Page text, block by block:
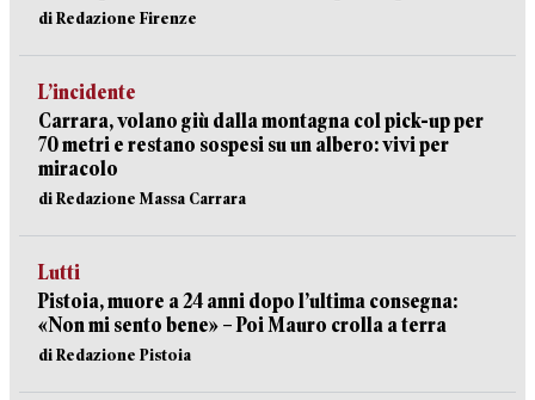
di Redazione Firenze
L’incidente
Carrara, volano giù dalla montagna col pick-up per
70 metri e restano sospesi su un albero: vivi per
miracolo
di Redazione Massa Carrara
Lutti
Pistoia, muore a 24 anni dopo l’ultima consegna:
«Non mi sento bene» – Poi Mauro crolla a terra
di Redazione Pistoia